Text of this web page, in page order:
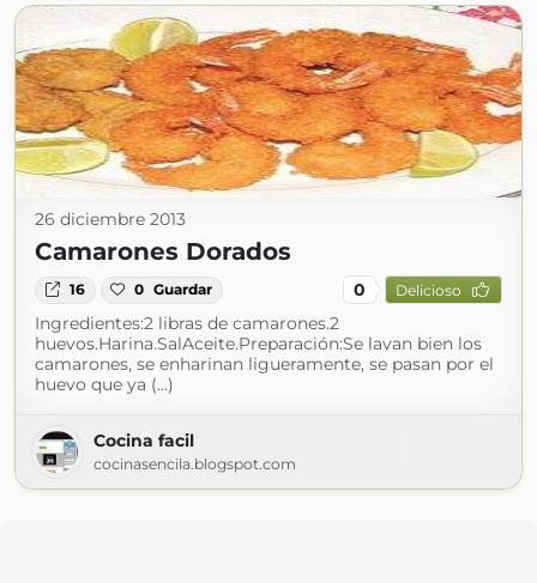
26 diciembre 2013
Camarones Dorados
16 0 Guardar 0 Delicioso
Ingredientes:2 libras de camarones.2
huevos.Harina.SalAceite.Preparación:Se lavan bien los
camarones, se enharinan ligueramente, se pasan por el
huevo que ya (...)
Cocina facil
cocinasencila.blogspot.com